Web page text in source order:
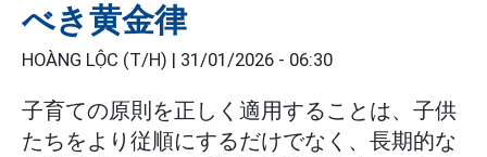
べき黄金律
HOÀNG LỘC (T/H) | 31/01/2026 - 06:30
子育ての原則を正しく適用することは、子供
たちをより従順にするだけでなく、長期的な